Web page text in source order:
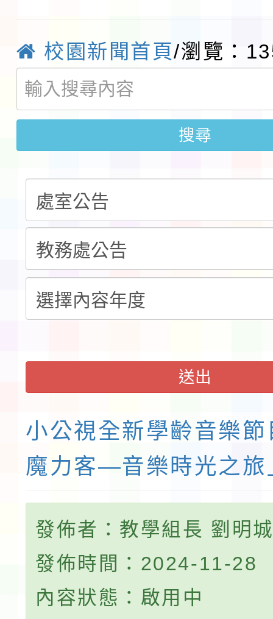
速演練執行計畫」
法」
本校115學年度第1學
第3次招考代課鐘點教
告(不再辦理後續甄選)
檢送「桃園市115學年
賽實施要點」1份
本市「115學年度學生
程安排一案
「桃園市補助參觀特色
展演活動實施計畫」
請一案
校園新聞首頁/瀏覽：
搜尋
送出
小公視全新學齡音樂
魔力客—音樂時光之旅
發佈者：教學組長 劉明
發佈時間：2024-11-28
內容狀態：啟用中